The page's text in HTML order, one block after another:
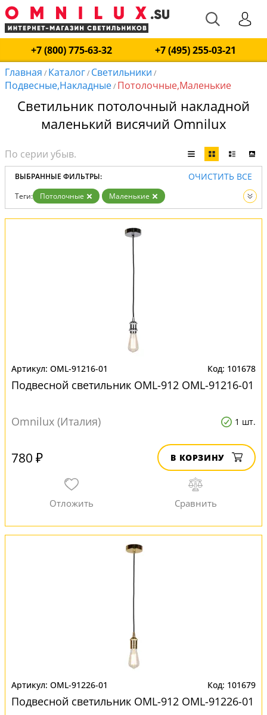
+7 (800) 775-63-32
+7 (495) 255-03-21
Главная / Каталог/ Светильники /
Подвесные,Накладные/ Потолочные,Маленькие
Светильник потолочный накладной
маленький висячий Omnilux
ВЫБРАННЫЕ ФИЛЬТРЫ: ОЧИСТИТЬ ВСЕ
Теги: Потолочные
Маленькие
Тип:
Подвесные
Накладные
OML-91216-01 101678
Подвесной светильник OML-912 OML-91216-01
Omnilux (Италия) 1 шт.
780 ₽ В КОРЗИНУ
OML-91226-01 101679
Подвесной светильник OML-912 OML-91226-01